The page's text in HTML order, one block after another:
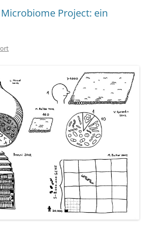
Project: ein